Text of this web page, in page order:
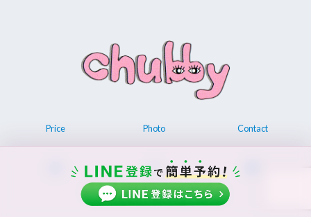
Price Photo Contact
© 2026 Permanent make up chubby.